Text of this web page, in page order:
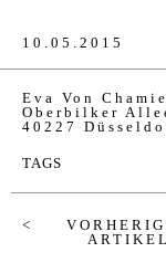
10.05.2015
Eva Von
Oberbilker
40227
TAGS
ARTIKEL